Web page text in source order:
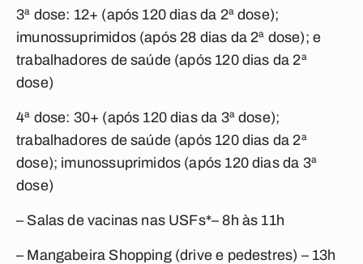
3ª dose: 12+ (após 120 dias da 2ª dose);
imunossuprimidos (após 28 dias da 2ª dose); e
trabalhadores de saúde (após 120 dias da 2ª
dose)
4ª dose: 30+ (após 120 dias da 3ª dose);
trabalhadores de saúde (após 120 dias da 2ª
dose); imunossuprimidos (após 120 dias da 3ª
dose)
– Salas de vacinas nas USFs*– 8h às 11h
– Mangabeira Shopping (drive e pedestres) – 13h